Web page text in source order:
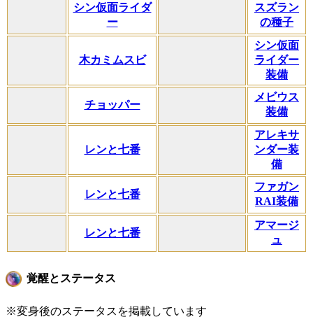
シン仮面ライダ
ー
スズラン
の種子
木カミムスビ
シン仮面
ライダー
装備
チョッパー
メビウス
装備
レンと七番
アレキサ
ンダー装
備
レンと七番
ファガン
RAI装備
レンと七番
アマージ
ュ
覚醒とステータス
※変身後のステータスを掲載しています